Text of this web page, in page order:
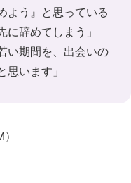
よう』と思っている
辞めてしまう」
い期間を、出会いの
います」